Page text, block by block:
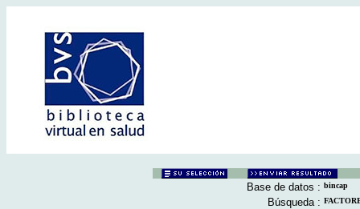
Base de datos : bincap
Búsqueda :